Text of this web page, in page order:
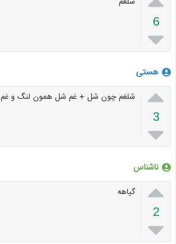
6

هستی

3

شلغم چون شل + غم شل همون لنگ و غم
ناشناس

2

گیاهه